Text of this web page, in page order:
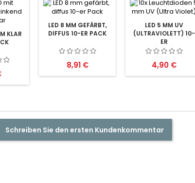
KLAR
LED 8 MM GEFÄRBT,
DIFFUS 10-ER PACK
Preis
8,91 €
LED 5 MM UV
(ULTRAVIOLETT) 10-
ER
Preis
4,90 €
Schreiben Sie den ersten Kundenkommentar